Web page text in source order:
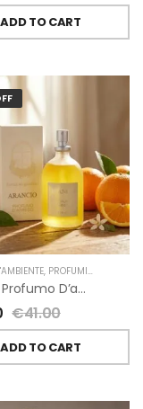
ADD TO CART
, PROFUMI D'AMBIENTE FIORIRA' UN GIARDINO
Arancio Profumo D’ambiente Di Fiorirà Un Giardino
€41.00
ADD TO CART